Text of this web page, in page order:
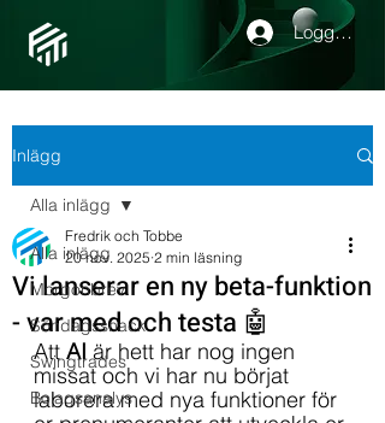
Logga in
Inlägg
Alla inlägg
Morgonbrev
Söndagssnack
Swingtrades
Bolagsanalys
Alla inlägg
Vi lanserar en ny beta-funktion
- var med och testa 🤖
Fredrik och Tobbe
20 nov. 2025 2 min läsning
Att AI är hett har nog ingen
missat och vi har nu börjat
laborera med nya funktioner för